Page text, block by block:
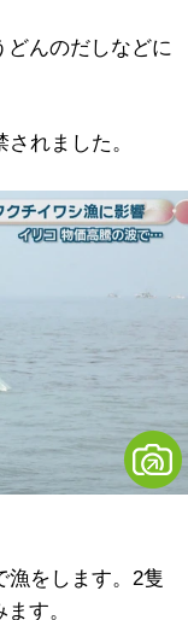
んのだしなどに
れました。
をします。2隻
す。